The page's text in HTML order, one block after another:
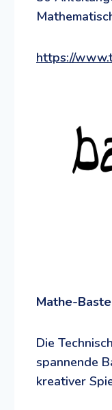
https://
Mathe-
Die
spannende
kreativer